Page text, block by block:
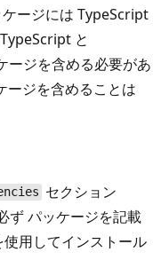
ージには TypeScript
と
ージを含める必要があ
ージを含めることは
セクション
ずパッケージを記載
用してインストール